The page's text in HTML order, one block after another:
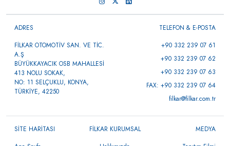
ADRES
FİLKAR OTOMOTİV SAN. VE TİC.
A.Ş
BÜYÜKKAYACIK OSB MAHALLESİ
413 NOLU SOKAK,
NO: 11 SELÇUKLU, KONYA,
TÜRKİYE, 42250
TELEFON & E-POSTA
+90 332 239 07 61
+90 332 239 07 62
+90 332 239 07 63
FAX: +90 332 239 07 64
filkar@filkar.com.tr
SİTE HARİTASI
FİLKAR KURUMSAL
MEDYA